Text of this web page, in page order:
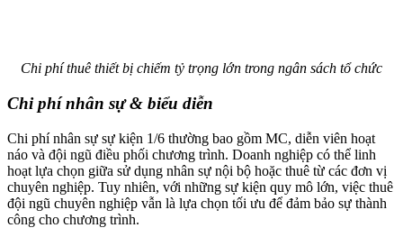
Chi phí thuê thiết bị chiếm tỷ trọng lớn trong ngân sách tổ chức
Chi phí nhân sự & biểu diễn
Chi phí nhân sự sự kiện 1/6 thường bao gồm MC, diễn viên hoạt
náo và đội ngũ điều phối chương trình. Doanh nghiệp có thể linh
hoạt lựa chọn giữa sử dụng nhân sự nội bộ hoặc thuê từ các đơn vị
chuyên nghiệp. Tuy nhiên, với những sự kiện quy mô lớn, việc thuê
đội ngũ chuyên nghiệp vẫn là lựa chọn tối ưu để đảm bảo sự thành
công cho chương trình.